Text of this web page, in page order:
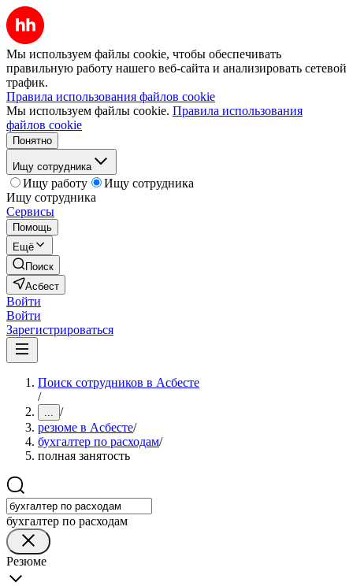
Мы используем файлы cookie, чтобы обеспечивать
правильную работу нашего веб-сайта и анализировать сетевой
трафик.
Правила использования файлов cookie
Мы используем файлы cookie. Правила использования
файлов cookie
Понятно
Ищу сотрудника
Ищу работу
Ищу сотрудника
Ищу сотрудника
Сервисы
Помощь
Ещё
Поиск
Асбест
Войти
Войти
Зарегистрироваться
Поиск сотрудников в Асбесте
/
... /
резюме в Асбесте/
бухгалтер по расходам/
полная занятость
бухгалтер по расходам
Резюме